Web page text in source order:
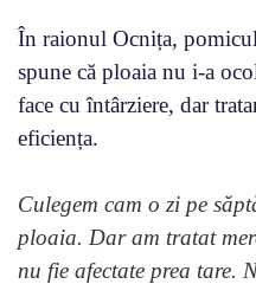
În raionul Ocnița,
spune că ploaia nu i-a
face cu întârziere, dar
eficiența.
Culegem cam o zi pe
ploaia. Dar am tratat
nu fie afectate prea tare.